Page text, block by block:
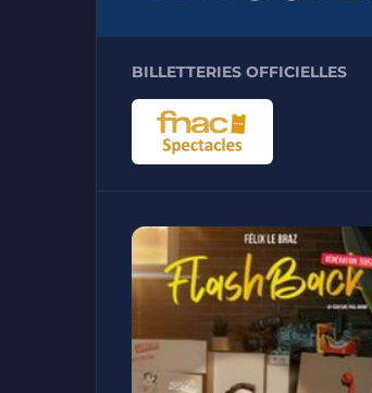
BILLETTERIES OFFICIELLES